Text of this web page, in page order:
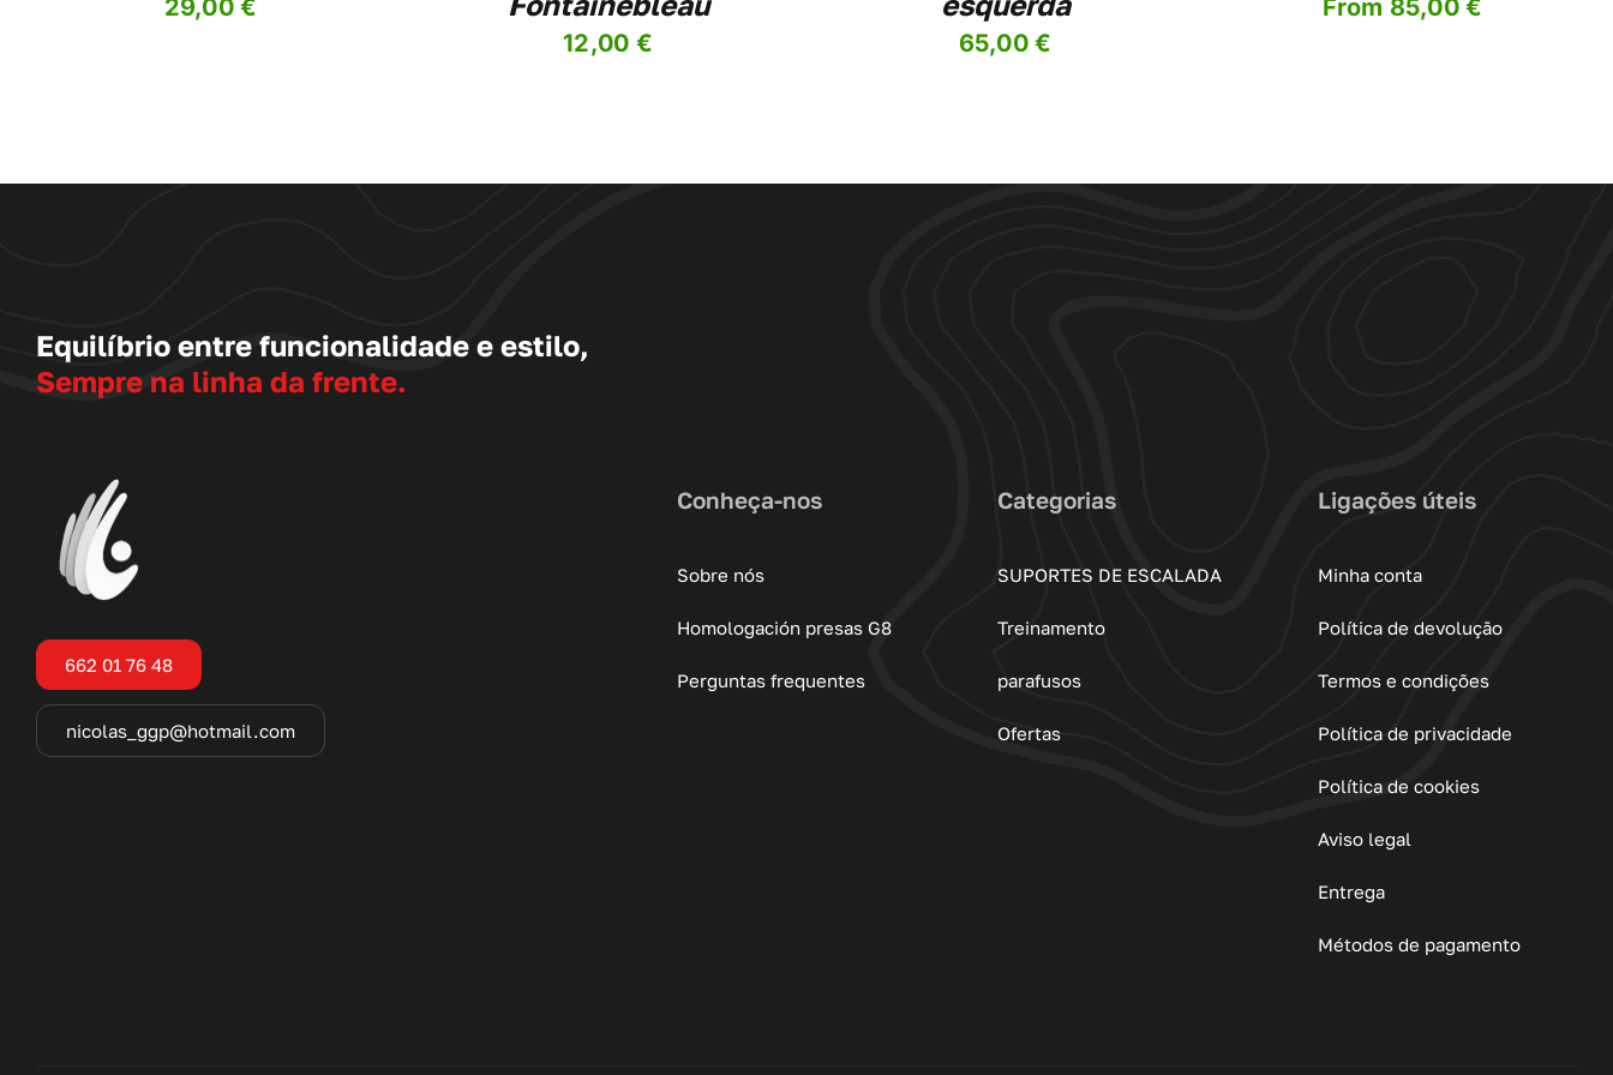
29,00€
12,00 €
PAGE
65,00€
PAGE
From 85,00€
Equilíbrio entre funcionalidade e estilo,
Sempre na linha da frente.
662 01 76 48
nicolas_ggp@hotmail.com
Conheça-nos
Sobre nós
Homologación presas G8
Perguntas frequentes
Categorias
SUPORTES DE ESCALADA
Treinamento
parafusos
Ofertas
Ligações úteis
Minha conta
Política de devolução
Termos e condições
Política de privacidade
Política de cookies
Aviso legal
Entrega
Métodos de pagamento